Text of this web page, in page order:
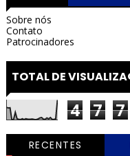
Sobre nós
Contato
Patrocinadores
TOTAL DE
4 7 7
RECENTES